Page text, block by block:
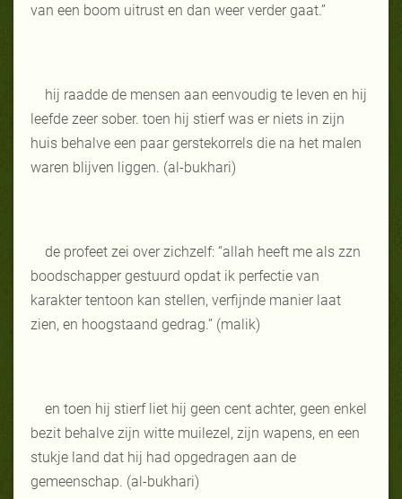
van een boom uitrust en dan weer verder gaat.”
hij raadde de mensen aan eenvoudig te leven en hij
leefde zeer sober. toen hij stierf was er niets in zijn
huis behalve een paar gerstekorrels die na het malen
waren blijven liggen. (al-bukhari)
de profeet zei over zichzelf: “allah heeft me als zzn
boodschapper gestuurd opdat ik perfectie van
karakter tentoon kan stellen, verfijnde manier laat
zien, en hoogstaand gedrag.” (malik)
en toen hij stierf liet hij geen cent achter, geen enkel
bezit behalve zijn witte muilezel, zijn wapens, en een
stukje land dat hij had opgedragen aan de
gemeenschap. (al-bukhari)